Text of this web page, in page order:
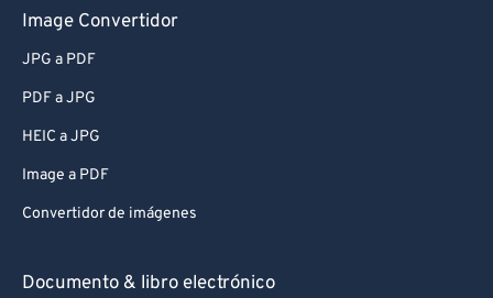
Image Convertidor
JPG a PDF
PDF a JPG
HEIC a JPG
Image a PDF
Convertidor de imágenes
Documento & libro electrónico